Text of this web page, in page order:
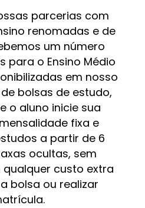
parcerias com
renomadas e de
um número
para o Ensino Médio
em nosso
bolsas de estudo,
o aluno inicie sua
fixa e
a partir de 6
ocultas, sem
custo extra
bolsa ou realizar